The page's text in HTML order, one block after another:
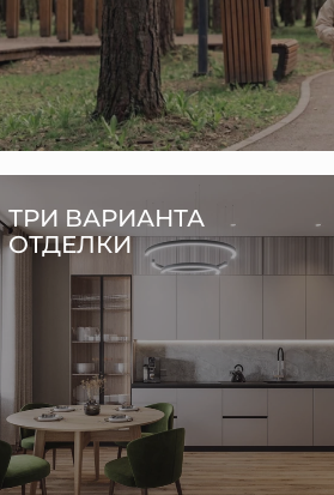
ТРИ ВАРИАНТА
ОТДЕЛКИ